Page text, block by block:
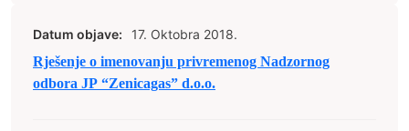
Datum objave:
17. Oktobra 2018.
Rješenje o imenovanju privremenog Nadzornog
odbora JP “Zenicagas” d.o.o.